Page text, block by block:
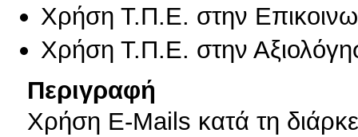
Χρήση Τ.Π.Ε. στην
Χρήση Τ.Π.Ε. στην
Περιγραφή
Χρήση E-Mails κατά τη